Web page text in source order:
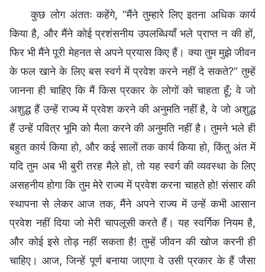
कुछ लोग अंततः कहेंगे, “मैंने तुम्हारे लिए इतना अधिक कार्य
किया है, और मैंने कोई प्रशंसनीय उपलब्धियाँ भले प्राप्त न की हों,
फिर भी मैंने पूरी मेहनत से अपने प्रयास किए हैं। क्या तुम मुझे जीवन
के फल खाने के लिए बस स्वर्ग में प्रवेश करने नहीं दे सकते?” तुम्हें
जानना ही चाहिए कि मैं किस प्रकार के लोगों को चाहता हूँ; वे जो
अशुद्ध हैं उन्हें राज्य में प्रवेश करने की अनुमति नहीं है, वे जो अशुद्ध
हैं उन्हें पवित्र भूमि को मैला करने की अनुमति नहीं है। तुमने भले ही
बहुत कार्य किया हो, और कई सालों तक कार्य किया हो, किंतु अंत में
यदि तुम अब भी बुरी तरह मैले हो, तो यह स्वर्ग की व्यवस्था के लिए
असहनीय होगा कि तुम मेरे राज्य में प्रवेश करना चाहते हो! संसार की
स्थापना से लेकर आज तक, मैंने अपने राज्य में उन्हें कभी आसान
प्रवेश नहीं दिया जो मेरी चापलूसी करते हैं। यह स्वर्गिक नियम है,
और कोई इसे तोड़ नहीं सकता है! तुम्हें जीवन की खोज करनी ही
चाहिए। आज, जिन्हें पूर्ण बनाया जाएगा वे उसी प्रकार के हैं जैसा